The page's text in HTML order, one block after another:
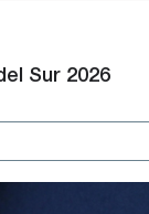
Sur 2026